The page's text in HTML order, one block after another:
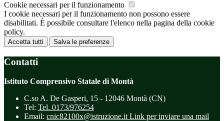
Cookie necessari per il funzionamento
I cookie necessari per il funzionamento non possono essere
disabilitati. È possibile consultare l'elenco nella pagina della cookie
policy.
Accetta tutti Salva le preferenze
Contatti
Istituto Comprensivo Statale di Montà
C.so A. De Gasperi, 15 - 12046 Montà (CN)
Tel: Tel. 0173/976254
Email: cnic82100x@istruzione.it Link per inviare una mail